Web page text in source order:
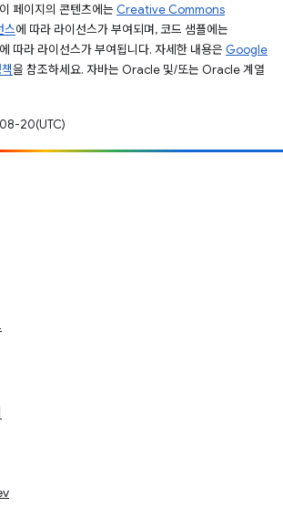
페이지의 콘텐츠에는 Creative Commons
스에 따라 라이선스가 부여되며, 코드 샘플에는
에 따라 라이선스가 부여됩니다. 자세한 내용은 Google
을 참조하세요. 자바는 Oracle 및/또는 Oracle 계열
20(UTC)